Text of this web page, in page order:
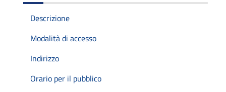
Descrizione
Modalità di accesso
Indirizzo
Orario per il pubblico